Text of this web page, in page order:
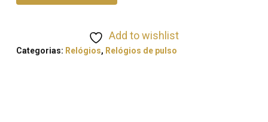
Add to wishlist
Categorias: Relógios, Relógios de pulso